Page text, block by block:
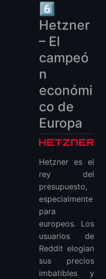
6️⃣
Hetzner
– El
campeó
n
económi
co de
Europa
Hetzner es el
rey del
presupuesto,
especialmente
para
europeos. Los
usuarios de
Reddit elogian
sus precios
imbatibles y